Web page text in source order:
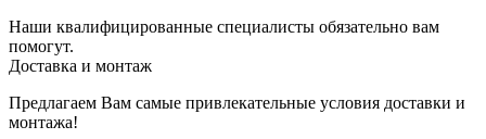
Наши квалифицированные специалисты обязательно вам
помогут.
Доставка и монтаж
Предлагаем Вам самые привлекательные условия доставки и
монтажа!